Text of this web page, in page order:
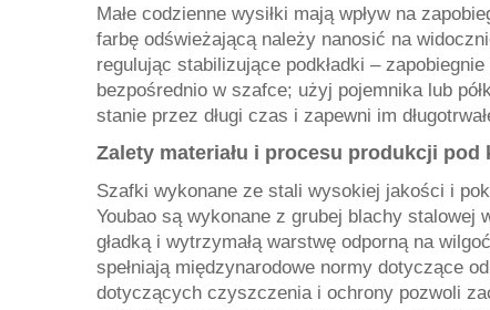
Małe codzienne wysiłki mają wpływ na
farbę odświeżającą należy nanosić na
regulując stabilizujące podkładki –
bezpośrednio w szafce; użyj pojemnika lub
stanie przez długi czas i zapewni im
Zalety materiału i procesu produkcji pod
Szafki wykonane ze stali wysokiej jakości i
Youbao są wykonane z grubej blachy stalowej
gładką i wytrzymałą warstwę odporną na
spełniają międzynarodowe normy dotyczące
dotyczących czyszczenia i ochrony pozwoli